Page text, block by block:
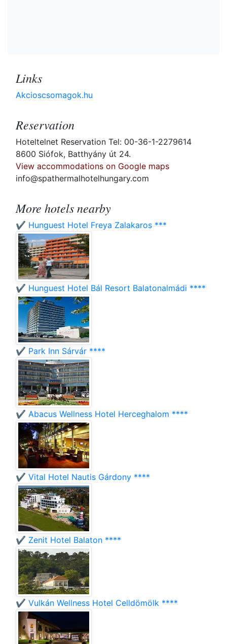
Links
Akcioscsomagok.hu
Reservation
Hoteltelnet Reservation Tel: 00-36-1-2279614
8600 Siófok, Batthyány út 24.
View accommodations on Google maps
info@spathermalhotelhungary.com
More hotels nearby
✔️ Hunguest Hotel Freya Zalakaros ***
✔️ Hunguest Hotel Bál Resort Balatonalmádi ****
✔️ Park Inn Sárvár ****
✔️ Abacus Wellness Hotel Herceghalom ****
✔️ Vital Hotel Nautis Gárdony ****
✔️ Zenit Hotel Balaton ****
✔️ Vulkán Wellness Hotel Celldömölk ****